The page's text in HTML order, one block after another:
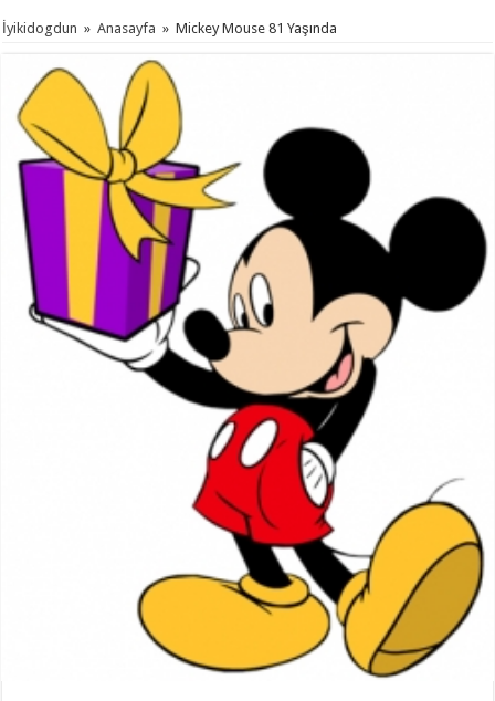
İyikidogdun » Anasayfa » Mickey Mouse 81 Yaşında